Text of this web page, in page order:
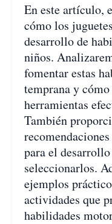
En este artículo,
cómo los
desarrollo de
niños.
fomentar estas
temprana y
herramientas
También
para el
seleccionarlos.
ejemplos
actividades que
habilidades